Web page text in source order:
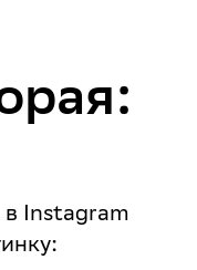
Instagram